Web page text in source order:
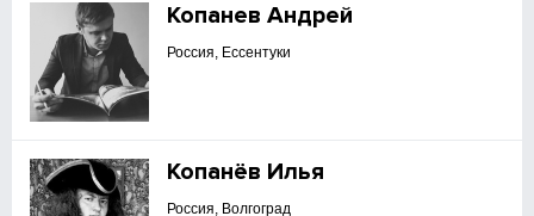
Копанев Андрей
Россия, Ессентуки
Копанёв Илья
Россия, Волгоград